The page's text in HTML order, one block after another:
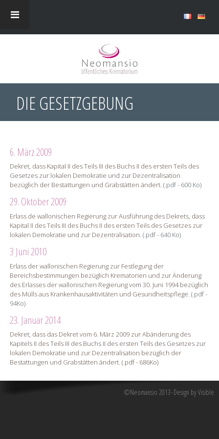
DIE GESETZGEBUNG
6. März 2009
Dekret, dass Kapital II des Teils III des Buchs II des ersten Teils des
Gesetzes zur lokalen Demokratie und zur Dezentralisation
bezüglich der Bestattungen und Grabstätten ändert. (.pdf - 600 Ko)
29. Oktober 2009
Erlass de wallonischen Regierung zur Ausführung des Dekrets, dass
Kapital II des Teils III des Buchs II des ersten Teils des Gesetzes zur
lokalen Demokratie und zur Dezentralisation. (.pdf - 640 Ko)
3 Juni 2010
Erlass der wallonischen Regierung zur Festlegung der
Bereichsbestimmungen bezüglich Krematorien und zur Änderung
des Erlasses der wallonischen Regierung vom 30. Juni 1994 bezüglich
des Mülls aus Krankenhausaktivitäten und Gesundheitspflege. (.pdf -
94Ko)
23. Januar 2014
Dekret, dass das Dekret vom 6. März 2009 zur Abänderung des
Kapitels II des Teils III des Buchs II des ersten Teils des Gesetzes zur
lokalen Demokratie und zur Dezentralisation bezüglich der
Bestattungen und Grabstätten ändert. (.pdf - 686Ko)
©Neomansio 2013 Design by Visible